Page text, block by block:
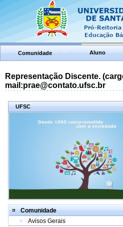
Comunidade Aluno
Representação Discente.
mail:prae@contato.ufsc.br
UFSC
Comunidade
Avisos Gerais